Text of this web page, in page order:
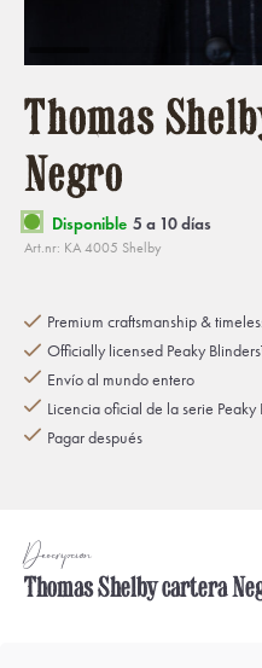
Thomas
Negro
Disponible 5 a 10 días
Art.nr: KA 4005 Shelby
Premium craftsmanship &
Officially licensed Peaky
Envío al mundo entero
Licencia oficial de la serie Peaky
Pagar después
Descripción
Thomas Shelby cartera